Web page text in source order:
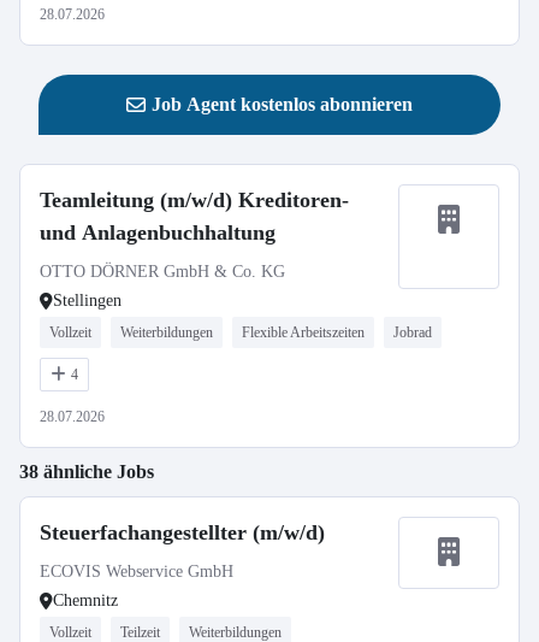
28.07.2026
Job Agent kostenlos abonnieren
Teamleitung (m/w/d) Kreditoren-
und Anlagenbuchhaltung
OTTO DÖRNER GmbH & Co. KG
Stellingen
Vollzeit Weiterbildungen Flexible Arbeitszeiten Jobrad
4
28.07.2026
38 ähnliche Jobs
Steuerfachangestellter (m/w/d)
ECOVIS Webservice GmbH
Chemnitz
Vollzeit Teilzeit Weiterbildungen